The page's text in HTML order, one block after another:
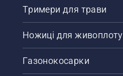
Тримери для трави
Ножиці для живоплоту
Газонокосарки